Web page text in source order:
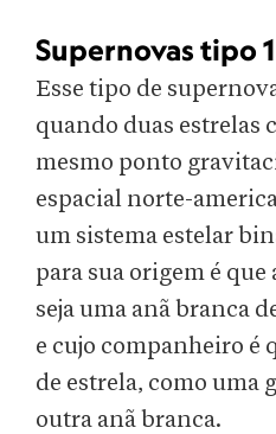
Supernovas tipo 1
Esse tipo de
quando duas estrelas
mesmo ponto
espacial norte-
um sistema estelar
para sua origem é
seja uma anã branca
e cujo companheiro é
de estrela, como uma
outra anã branca.